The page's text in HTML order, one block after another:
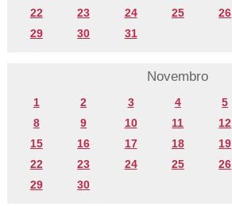
22
23 24 25 26
29
30 31
Novembro
1 2 3 4 5
8
9 10 11 12
15
16 17 18 19
22
23 24 25 26
29
30